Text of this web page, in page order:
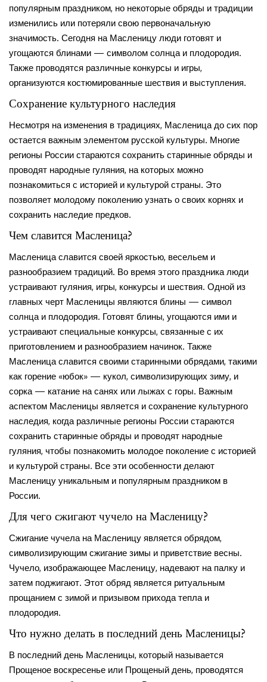
популярным праздником, но некоторые обряды и традиции
изменились или потеряли свою первоначальную
значимость. Сегодня на Масленицу люди готовят и
угощаются блинами — символом солнца и плодородия.
Также проводятся различные конкурсы и игры,
организуются костюмированные шествия и выступления.
Сохранение культурного наследия
Несмотря на изменения в традициях, Масленица до сих пор
остается важным элементом русской культуры. Многие
регионы России стараются сохранить старинные обряды и
проводят народные гуляния, на которых можно
познакомиться с историей и культурой страны. Это
позволяет молодому поколению узнать о своих корнях и
сохранить наследие предков.
Чем славится Масленица?
Масленица славится своей яркостью, весельем и
разнообразием традиций. Во время этого праздника люди
устраивают гуляния, игры, конкурсы и шествия. Одной из
главных черт Масленицы являются блины — символ
солнца и плодородия. Готовят блины, угощаются ими и
устраивают специальные конкурсы, связанные с их
приготовлением и разнообразием начинок. Также
Масленица славится своими старинными обрядами, такими
как горение «юбок» — кукол, символизирующих зиму, и
сорка — катание на санях или лыжах с горы. Важным
аспектом Масленицы является и сохранение культурного
наследия, когда различные регионы России стараются
сохранить старинные обряды и проводят народные
гуляния, чтобы познакомить молодое поколение с историей
и культурой страны. Все эти особенности делают
Масленицу уникальным и популярным праздником в
России.
Для чего сжигают чучело на Масленицу?
Сжигание чучела на Масленицу является обрядом,
символизирующим сжигание зимы и приветствие весны.
Чучело, изображающее Масленицу, надевают на палку и
затем поджигают. Этот обряд является ритуальным
прощанием с зимой и призывом прихода тепла и
плодородия.
Что нужно делать в последний день Масленицы?
В последний день Масленицы, который называется
Прощеное воскресенье или Прощеный день, проводятся